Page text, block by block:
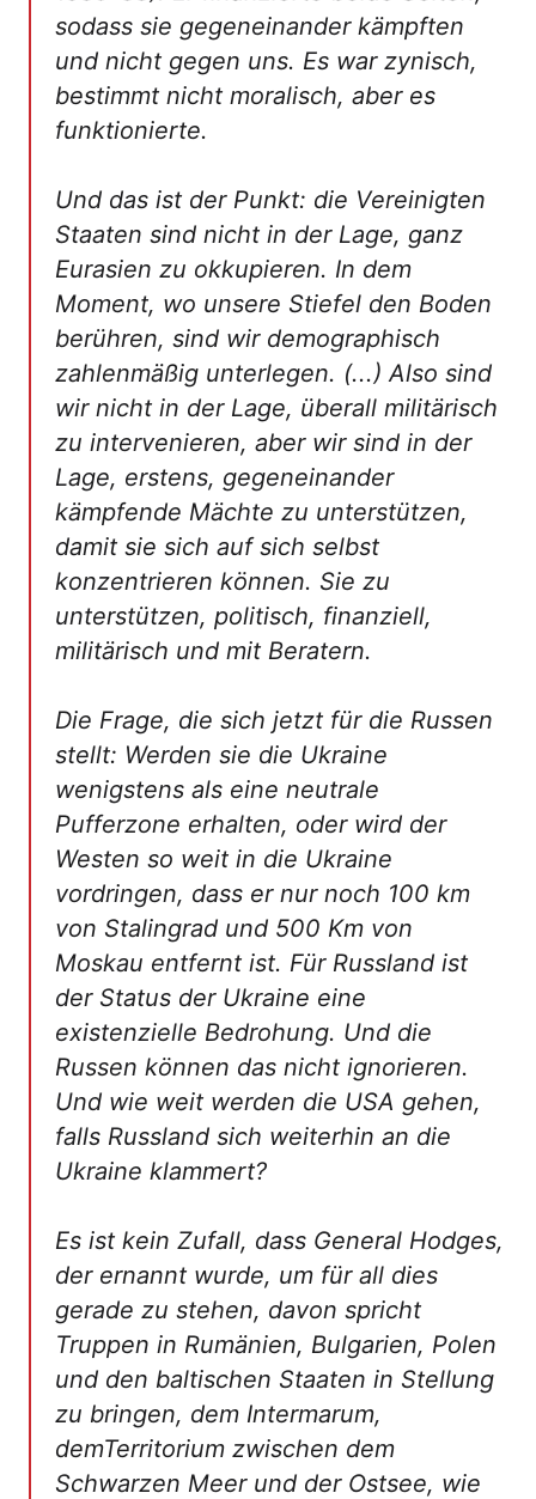
sodass sie gegeneinander kämpften
und nicht gegen uns. Es war zynisch,
bestimmt nicht moralisch, aber es
funktionierte.
Und das ist der Punkt: die Vereinigten
Staaten sind nicht in der Lage, ganz
Eurasien zu okkupieren. In dem
Moment, wo unsere Stiefel den Boden
berühren, sind wir demographisch
zahlenmäßig unterlegen. (...) Also sind
wir nicht in der Lage, überall militärisch
zu intervenieren, aber wir sind in der
Lage, erstens, gegeneinander
kämpfende Mächte zu unterstützen,
damit sie sich auf sich selbst
konzentrieren können. Sie zu
unterstützen, politisch, finanziell,
militärisch und mit Beratern.
Die Frage, die sich jetzt für die Russen
stellt: Werden sie die Ukraine
wenigstens als eine neutrale
Pufferzone erhalten, oder wird der
Westen so weit in die Ukraine
vordringen, dass er nur noch 100 km
von Stalingrad und 500 Km von
Moskau entfernt ist. Für Russland ist
der Status der Ukraine eine
existenzielle Bedrohung. Und die
Russen können das nicht ignorieren.
Und wie weit werden die USA gehen,
falls Russland sich weiterhin an die
Ukraine klammert?
Es ist kein Zufall, dass General Hodges,
der ernannt wurde, um für all dies
gerade zu stehen, davon spricht
Truppen in Rumänien, Bulgarien, Polen
und den baltischen Staaten in Stellung
zu bringen, dem Intermarum,
demTerritorium zwischen dem
Schwarzen Meer und der Ostsee, wie